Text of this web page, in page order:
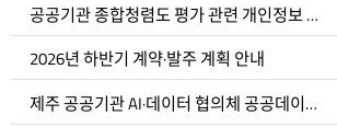
공공기관 종합청렴도 평가 관련 개인정보 제3자 제공사항 알림
2026년 하반기 계약·발주 계획 안내
제주 공공기관 AI·데이터 협의체 공공데이터 활용도 제고를 위한 대국민 설문조사 실시(7.6~7.17.)